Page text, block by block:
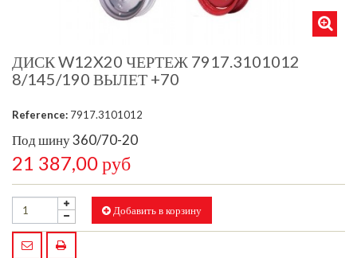
ДИСК W12X20 ЧЕРТЕЖ 7917.3101012
8/145/190 ВЫЛЕТ +70
Reference: 7917.3101012
Под шину 360/70-20
21 387,00 руб
Добавить в корзину